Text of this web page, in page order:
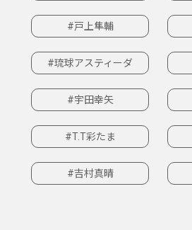
#戸上隼輔
#琉球アスティーダ
#宇田幸矢
#T.T彩たま
#吉村真晴